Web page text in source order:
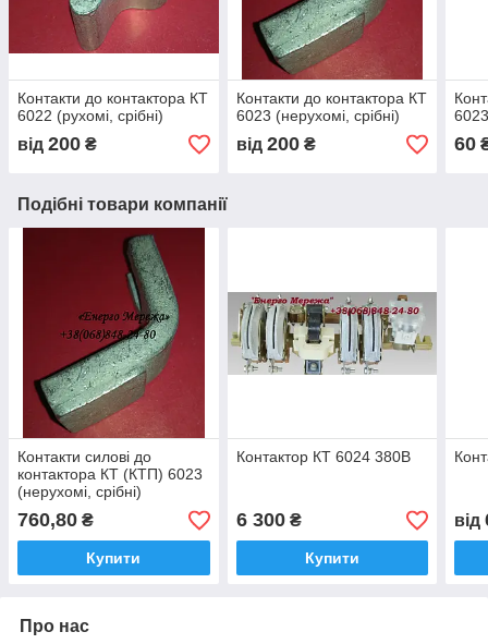
Контакти до контактора КТ
6022 (рухомі, срібні)
від 200 ₴
Контакти до контактора КТ
6023 (нерухомі, срібні)
від 200₴ 60
Подібні товари компанії
Контакти силові до
контактора КТ (КТП) 6023
(нерухомі, срібні)
760,80 ₴
Купити
Контактор КТ 6024 380В
6 300₴
Купити
від
Про нас